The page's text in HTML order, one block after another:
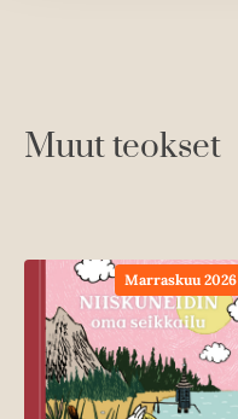
Muut teokset
Marraskuu 2026